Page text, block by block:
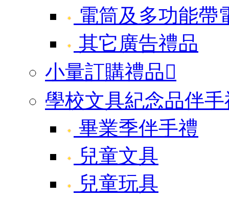
電筒及多功能帶
其它廣告禮品
小量訂購禮品
學校文具紀念品伴手
畢業季伴手禮
兒童文具
兒童玩具